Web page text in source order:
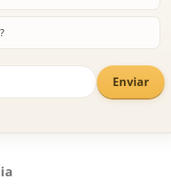
Enviar